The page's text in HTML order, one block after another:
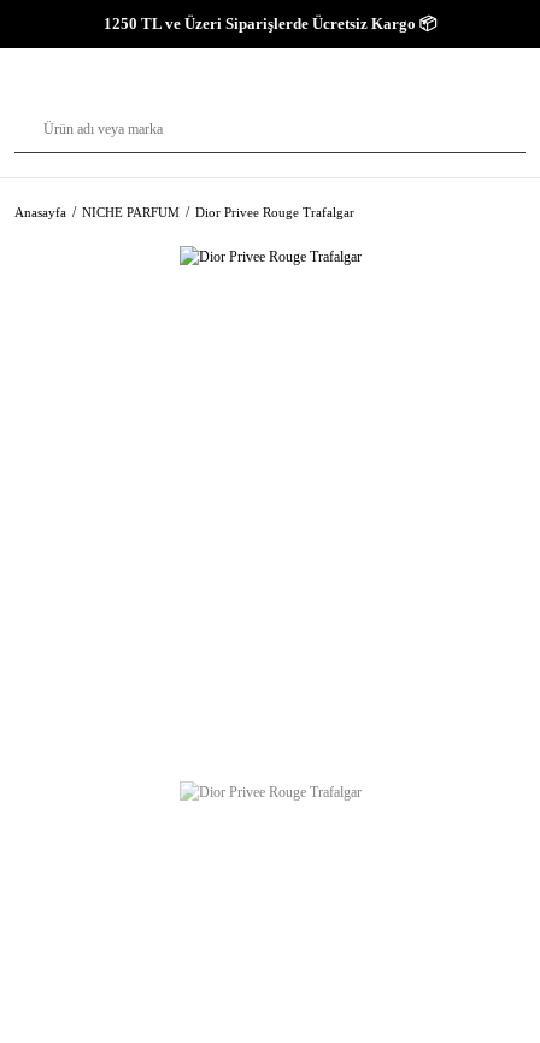
1250 TL ve Üzeri Siparişlerde Ücretsiz Kargo 📦
Anasayfa NICHE PARFUM Dior Privee Rouge Trafalgar